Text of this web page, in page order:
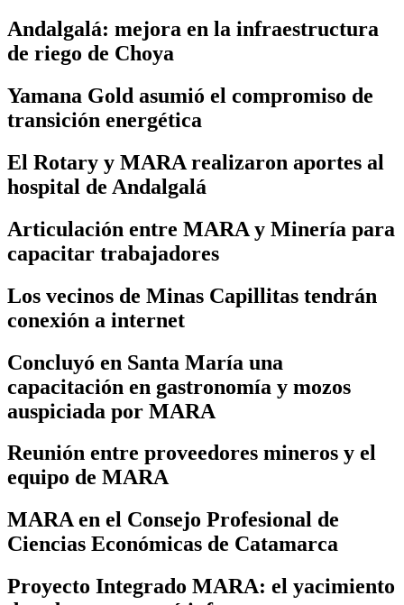
Andalgalá: mejora en la infraestructura
de riego de Choya
Yamana Gold asumió el compromiso de
transición energética
El Rotary y MARA realizaron aportes al
hospital de Andalgalá
Articulación entre MARA y Minería para
capacitar trabajadores
Los vecinos de Minas Capillitas tendrán
conexión a internet
Concluyó en Santa María una
capacitación en gastronomía y mozos
auspiciada por MARA
Reunión entre proveedores mineros y el
equipo de MARA
MARA en el Consejo Profesional de
Ciencias Económicas de Catamarca
Proyecto Integrado MARA: el yacimiento